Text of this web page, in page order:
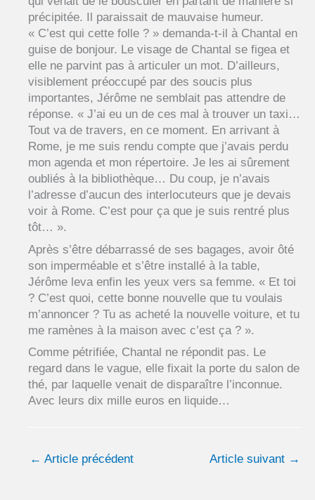
précipitée. Il paraissait de mauvaise humeur.
« C’est qui cette folle ? » demanda-t-il à Chantal en
guise de bonjour. Le visage de Chantal se figea et
elle ne parvint pas à articuler un mot. D’ailleurs,
visiblement préoccupé par des soucis plus
importantes, Jérôme ne semblait pas attendre de
réponse. « J’ai eu un de ces mal à trouver un taxi…
Tout va de travers, en ce moment. En arrivant à
Rome, je me suis rendu compte que j’avais perdu
mon agenda et mon répertoire. Je les ai sûrement
oubliés à la bibliothèque… Du coup, je n’avais
l’adresse d’aucun des interlocuteurs que je devais
voir à Rome. C’est pour ça que je suis rentré plus
tôt… ».
Après s’être débarrassé de ses bagages, avoir ôté
son imperméable et s’être installé à la table,
Jérôme leva enfin les yeux vers sa femme. « Et toi
? C’est quoi, cette bonne nouvelle que tu voulais
m’annoncer ? Tu as acheté la nouvelle voiture, et tu
me ramènes à la maison avec c’est ça ? ».
Comme pétrifiée, Chantal ne répondit pas. Le
regard dans le vague, elle fixait la porte du salon de
thé, par laquelle venait de disparaître l’inconnue.
Avec leurs dix mille euros en liquide…
← Article précédent Article suivant →